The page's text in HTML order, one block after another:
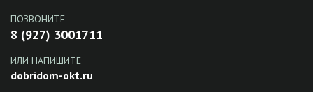
ПОЗВОНИТЕ
8 (927) 3001711
ИЛИ НАПИШИТЕ
dobridom-okt.ru